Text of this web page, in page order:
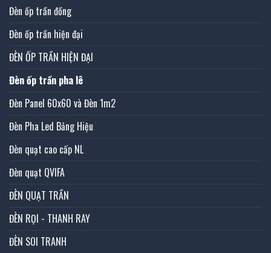
Đèn ốp trần đồng
Đèn ốp trần hiện đại
ĐÈN ỐP TRẦN HIỆN ĐẠI
Đèn ốp trần pha lê
Đèn Panel 60x60 và Đèn 1m2
Đèn Pha Led Bảng Hiệu
Đèn quạt cao cấp NL
Đèn quạt QVIFA
ĐÈN QUẠT TRẦN
ĐÈN RỌI - THANH RAY
ĐÈN SOI TRANH